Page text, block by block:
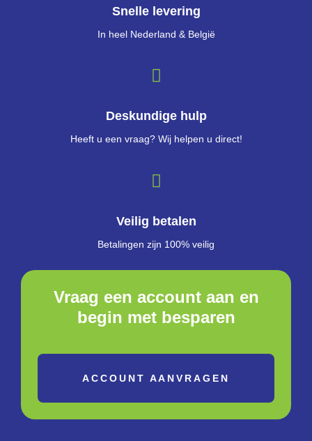
Snelle levering
In heel Nederland & België
Deskundige hulp
Heeft u een vraag? Wij helpen u direct!
Veilig betalen
Betalingen zijn 100% veilig
Vraag een account aan en
begin met besparen
ACCOUNT AANVRAGEN